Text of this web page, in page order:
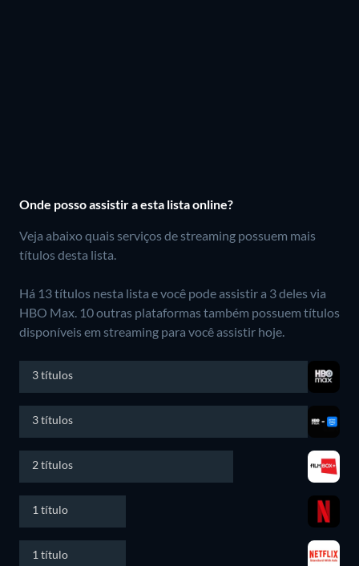
Onde posso assistir a esta lista online?
Veja abaixo quais serviços de streaming possuem mais
títulos desta lista.
Há 13 títulos nesta lista e você pode assistir a 3 deles via
HBO Max. 10 outras plataformas também possuem títulos
disponíveis em streaming para você assistir hoje.
3 títulos
3 títulos
2 títulos
1 título
1 título